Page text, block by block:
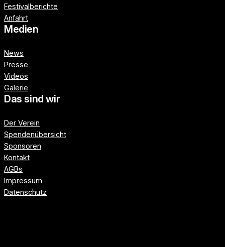
Festivalberichte
Anfahrt
Medien
News
Presse
Videos
Galerie
Das sind wir
Der Verein
Spendenübersicht
Sponsoren
Kontakt
AGBs
Impressum
Datenschutz